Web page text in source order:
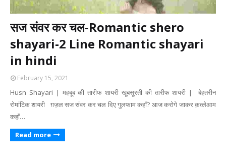
सज संवर कर चल-Romantic shero
shayari-2 Line Romantic shayari
in hindi
February 15, 2021
Husn Shayari | महबूब की तारीफ शायरी खूबसूरती की तारीफ शायरी | बेहतरीन
रोमांटिक शायरी ग़ज़ल सज संवर कर चल दिए गुलफाम कहाँ? आज करोगे जाकर क़त्लेआम
कहाँ…
Read more